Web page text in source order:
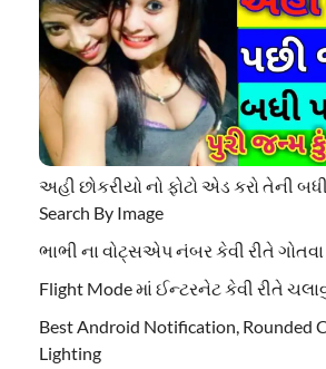
અહી છોકરીયો નો ફોટો એડ કરો તેની
Search By Image
ભાભી ના વોટ્સએપ નંબર કેવી રીતે ગોતવા
Flight Mode માં ઈન્ટરનેટ કેવી રીતે
Best Android Notification, Rounded
Lighting